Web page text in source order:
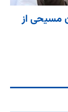
مسیحی از